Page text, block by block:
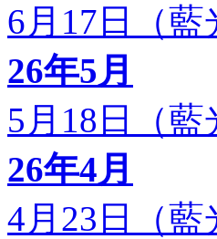
6月17日（藍
26年5月
5月18日（藍
26年4月
4月23日（藍